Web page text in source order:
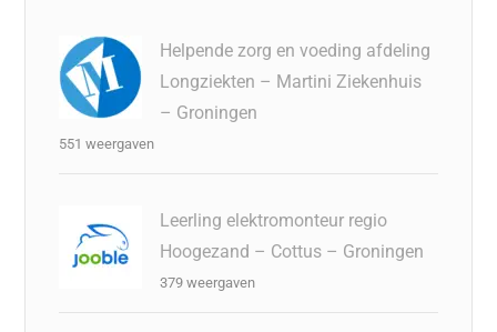
Helpende zorg en voeding afdeling
Longziekten – Martini Ziekenhuis
– Groningen
551 weergaven
Leerling elektromonteur regio
Hoogezand – Cottus – Groningen
379 weergaven